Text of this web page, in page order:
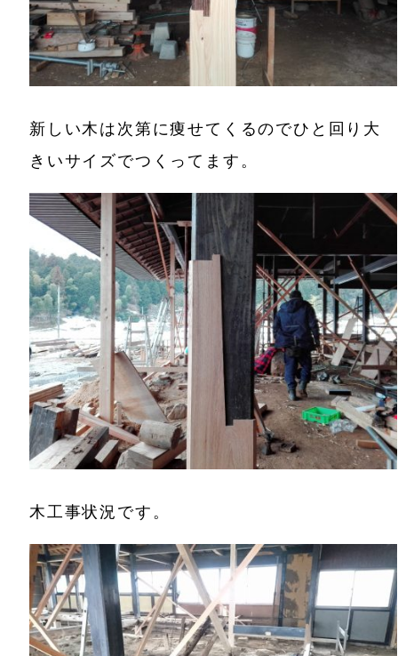
新しい木は次第に痩せてくるのでひと回り大
きいサイズでつくってます。
木工事状況です。